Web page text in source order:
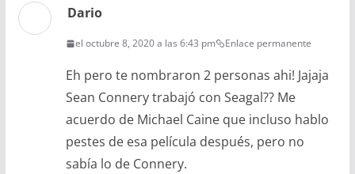
Dario
el octubre 8, 2020 a las 6:43 pm Enlace permanente
Eh pero te nombraron 2 personas ahi! Jajaja
Sean Connery trabajó con Seagal?? Me
acuerdo de Michael Caine que incluso hablo
pestes de esa película después, pero no
sabía lo de Connery.